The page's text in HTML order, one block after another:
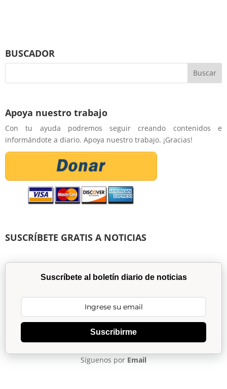
BUSCADOR
Apoya nuestro trabajo
Con tu ayuda podremos seguir creando contenidos e
informándote a diario. Apoya nuestro trabajo. ¡Gracias!
SUSCRÍBETE GRATIS A NOTICIAS
Suscríbete al boletín diario de noticias
Suscribirme
Síguenos por Email